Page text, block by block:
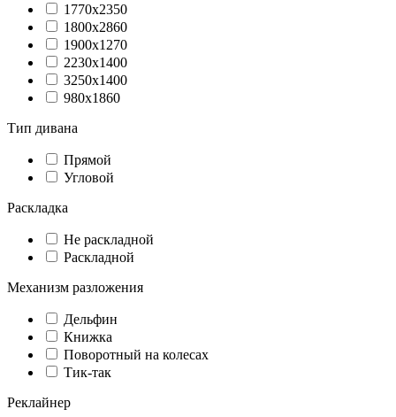
1770x2350
1800х2860
1900х1270
2230x1400
3250x1400
980х1860
Тип дивана
Прямой
Угловой
Раскладка
Не раскладной
Раскладной
Механизм разложения
Дельфин
Книжка
Поворотный на колесах
Тик-так
Реклайнер